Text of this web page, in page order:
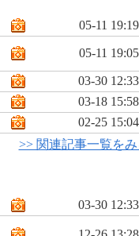
05-11 19:19
05-11 19:05
03-30 12:33
03-18 15:58
02-25 15:04
>> 関連記事一覧をみ
03-30 12:33